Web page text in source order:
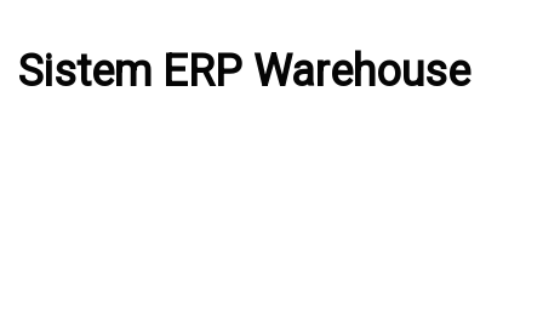
Sistem ERP Warehouse